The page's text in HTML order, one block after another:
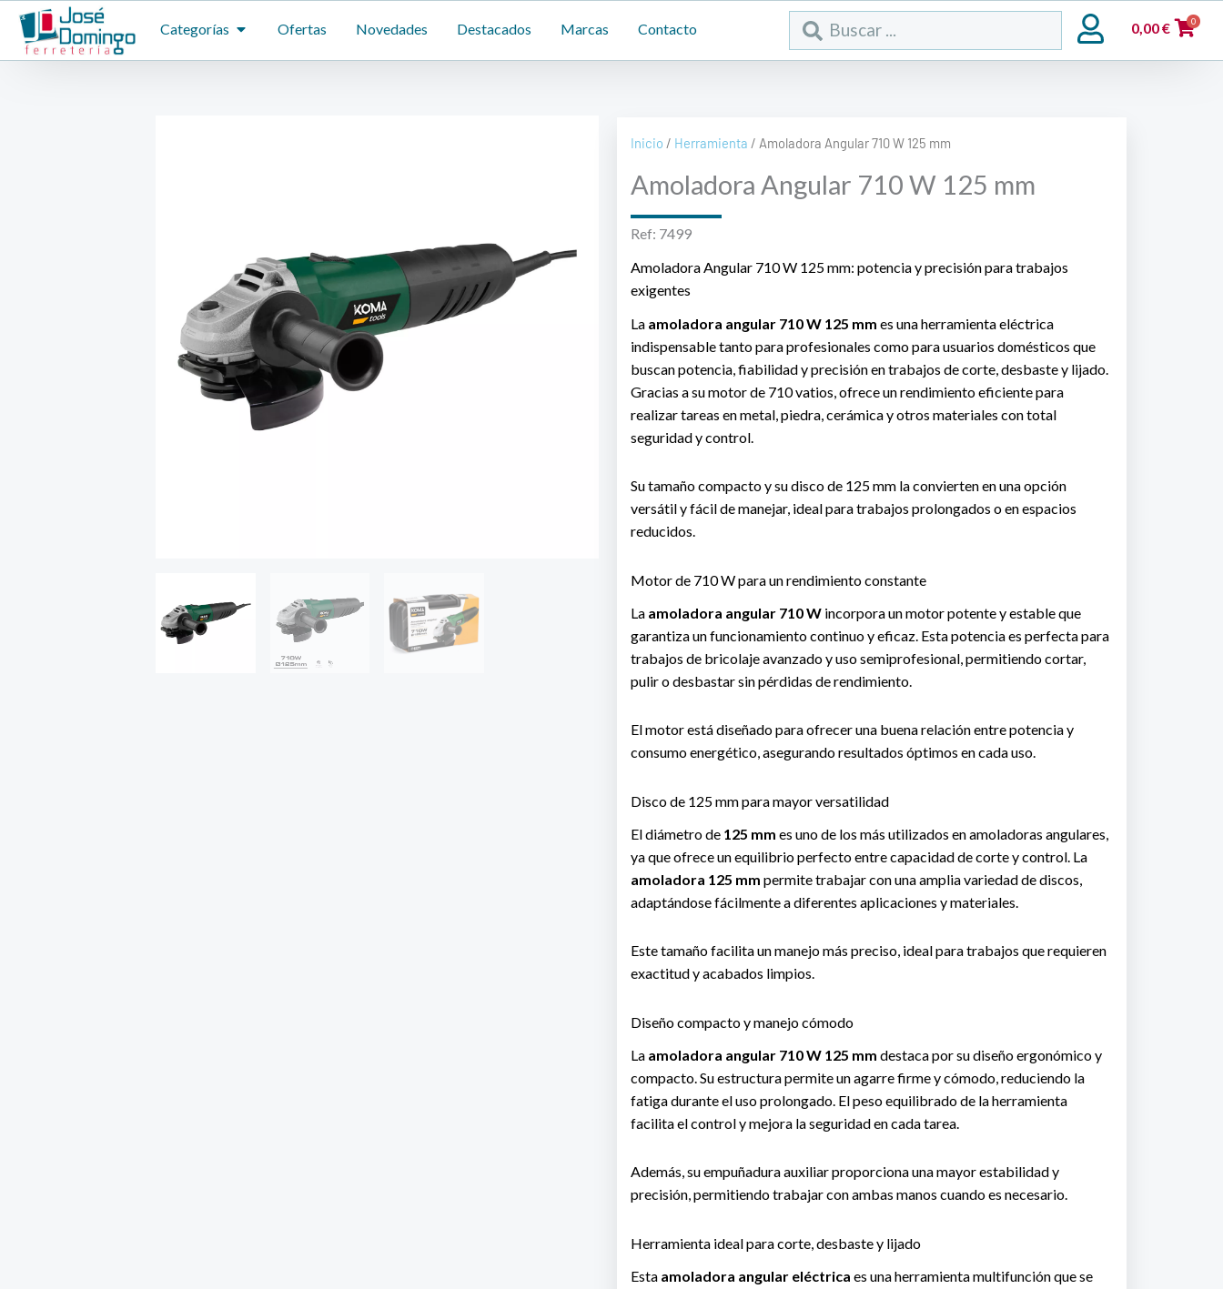
contenido
Categorías ABRIR CATEGORÍAS
Ofertas Novedades Destacados Marcas Contacto
Search
...
0,00€ 0
Inicio / Herramienta / Amoladora Angular 710 W 125 mm
Amoladora Angular 710 W 125 mm
Ref: 7499
Amoladora Angular 710 W 125 mm: potencia y precisión para trabajos
exigentes
La amoladora angular 710 W 125 mm es una herramienta eléctrica
indispensable tanto para profesionales como para usuarios domésticos que
buscan potencia, fiabilidad y precisión en trabajos de corte, desbaste y lijado.
Gracias a su motor de 710 vatios, ofrece un rendimiento eficiente para
realizar tareas en metal, piedra, cerámica y otros materiales con total
seguridad y control.
Su tamaño compacto y su disco de 125 mm la convierten en una opción
versátil y fácil de manejar, ideal para trabajos prolongados o en espacios
reducidos.
Motor de 710 W para un rendimiento constante
La amoladora angular 710 Wincorpora un motor potente y estable que
garantiza un funcionamiento continuo y eficaz. Esta potencia es perfecta para
trabajos de bricolaje avanzado y uso semiprofesional, permitiendo cortar,
pulir o desbastar sin pérdidas de rendimiento.
El motor está diseñado para ofrecer una buena relación entre potencia y
consumo energético, asegurando resultados óptimos en cada uso.
Disco de 125 mm para mayor versatilidad
El diámetro de 125 mm es uno de los más utilizados en amoladoras angulares,
ya que ofrece un equilibrio perfecto entre capacidad de corte y control. La
amoladora 125 mm permite trabajar con una amplia variedad de discos,
adaptándose fácilmente a diferentes aplicaciones y materiales.
Este tamaño facilita un manejo más preciso, ideal para trabajos que requieren
exactitud y acabados limpios.
Diseño compacto y manejo cómodo
La amoladora angular 710 W 125 mm destaca por su diseño ergonómico y
compacto. Su estructura permite un agarre firme y cómodo, reduciendo la
fatiga durante el uso prolongado. El peso equilibrado de la herramienta
facilita el control y mejora la seguridad en cada tarea.
Además, su empuñadura auxiliar proporciona una mayor estabilidad y
precisión, permitiendo trabajar con ambas manos cuando es necesario.
Herramienta ideal para corte, desbaste y lijado
Esta amoladora angular eléctrica es una herramienta multifunción que se